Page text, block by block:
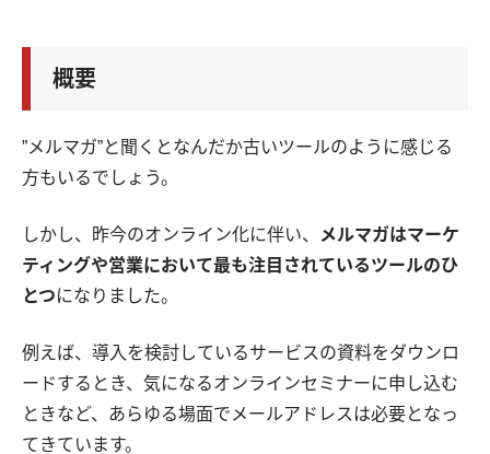
概要
”メルマガ”と聞くとなんだか古いツールのように感じる
方もいるでしょう。
しかし、昨今のオンライン化に伴い、
メルマガはマーケ
ティングや営業において最も注目されているツールのひ
とつになりました。
例えば、導入を検討しているサービスの資料をダウンロ
ードするとき、気になるオンラインセミナーに申し込む
ときなど、あらゆる場面でメールアドレスは必要となっ
てきています。